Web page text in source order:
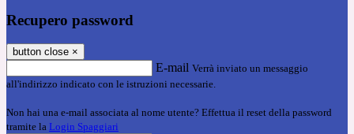
Recupero password
button close ×
E-mail Verrà inviato un messaggio
all'indirizzo indicato con le istruzioni necessarie.
Non hai una e-mail associata al nome utente? Effettua il reset della password
tramite la Login Spaggiari